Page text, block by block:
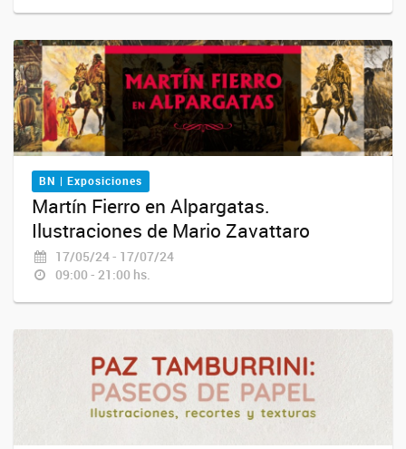
BN | Exposiciones
Martín Fierro en Alpargatas.
Ilustraciones de Mario Zavattaro
17/05/24 - 17/07/24
09:00 - 21:00 hs.